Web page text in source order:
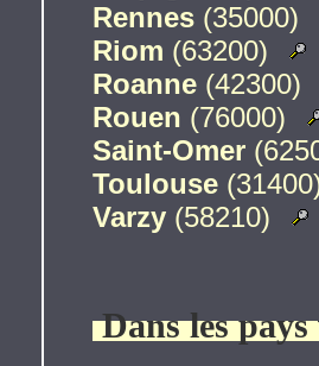
Rennes (35000)
Riom (63200)
Roanne (42300)
Rouen (76000)
Saint-Omer
Toulouse
Varzy (58210)
Dans les